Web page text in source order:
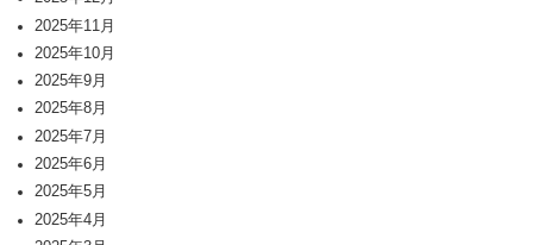
2025年11月
2025年10月
2025年9月
2025年8月
2025年7月
2025年6月
2025年5月
2025年4月